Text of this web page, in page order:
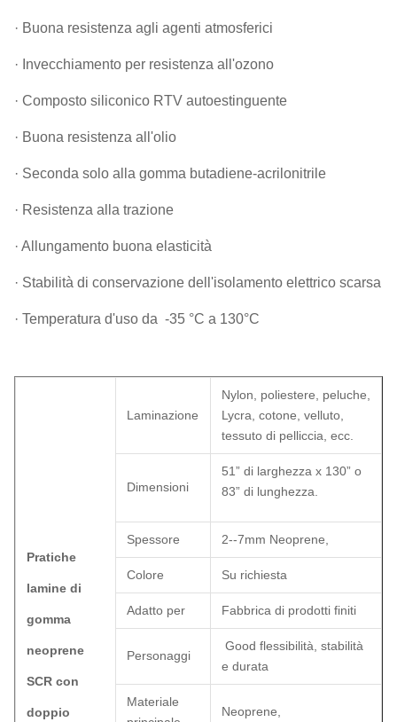
· Buona resistenza agli agenti atmosferici
· Invecchiamento per resistenza all'ozono
· Composto siliconico RTV autoestinguente
· Buona resistenza all'olio
· Seconda solo alla gomma butadiene-acrilonitrile
· Resistenza alla trazione
· Allungamento buona elasticità
· Stabilità di conservazione dell'isolamento elettrico scarsa
· Temperatura d'uso da -35 °C a 130°C
Pratiche
lamine di
gomma
neoprene
SCR con
doppio
Laminazione
Nylon, poliestere, peluche,
Lycra, cotone, velluto,
tessuto di pelliccia, ecc.
Dimensioni
51” di larghezza x 130” o
83” di lunghezza.
Spessore 2--7mm Neoprene,
Colore Su richiesta
Adatto per Fabbrica di prodotti finiti
Personaggi
Good flessibilità, stabilità
e durata
Materiale
Neoprene,